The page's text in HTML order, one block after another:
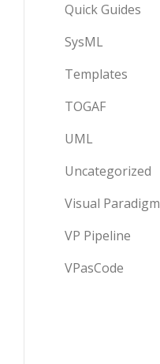
Quick Guides
SysML
Templates
TOGAF
UML
Uncategorized
Visual Paradigm
VP Pipeline
VPasCode